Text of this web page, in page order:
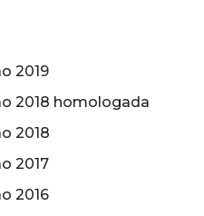
2019
2018 homologada
2018
2017
2016